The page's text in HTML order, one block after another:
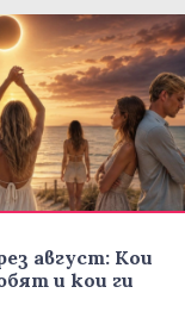
август: Кои
и кои ги